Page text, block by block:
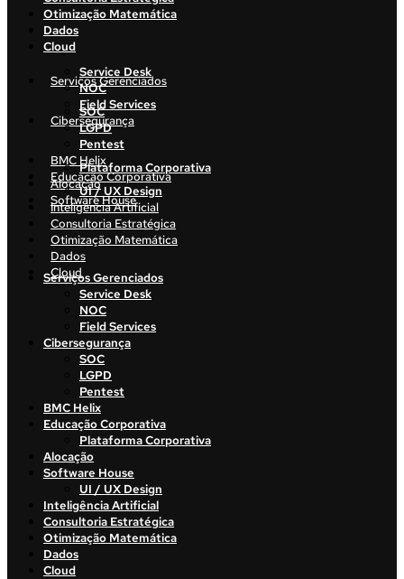
Otimização Matemática
Dados
Cloud
Serviços Gerenciados
Service Desk
NOC
Field Services
Cibersegurança
SOC
LGPD
Pentest
BMC Helix
Educação Corporativa
Plataforma Corporativa
Alocação
Software House
UI / UX Design
Inteligência Artificial
Consultoria Estratégica
Otimização Matemática
Dados
Cloud
Serviços Gerenciados
Service Desk
NOC
Field Services
Cibersegurança
SOC
LGPD
Pentest
BMC Helix
Educação Corporativa
Plataforma Corporativa
Alocação
Software House
UI / UX Design
Inteligência Artificial
Consultoria Estratégica
Otimização Matemática
Dados
Cloud